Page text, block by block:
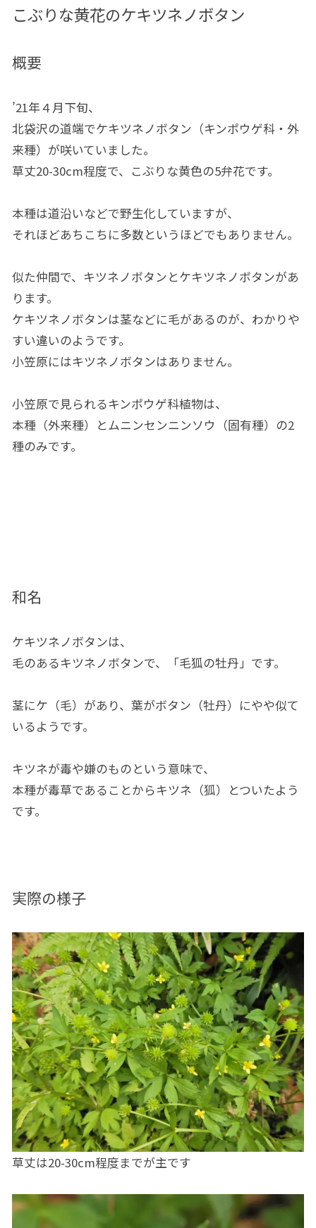
こぶりな黄花のケキツネノボタン
概要
’21年４月下旬、
北袋沢の道端でケキツネノボタン（キンポウゲ科・外
来種）が咲いていました。
草丈20-30cm程度で、こぶりな黄色の5弁花です。
本種は道沿いなどで野生化していますが、
それほどあちこちに多数というほどでもありません。
似た仲間で、キツネノボタンとケキツネノボタンがあ
ります。
ケキツネノボタンは茎などに毛があるのが、わかりや
すい違いのようです。
小笠原にはキツネノボタンはありません。
小笠原で見られるキンポウゲ科植物は、
本種（外来種）とムニンセンニンソウ（固有種）の2
種のみです。
和名
ケキツネノボタンは、
毛のあるキツネノボタンで、「毛狐の牡丹」です。
茎にケ（毛）があり、葉がボタン（牡丹）にやや似て
いるようです。
キツネが毒や嫌のものという意味で、
本種が毒草であることからキツネ（狐）とついたよう
です。
実際の様子
草丈は20-30cm程度までが主です